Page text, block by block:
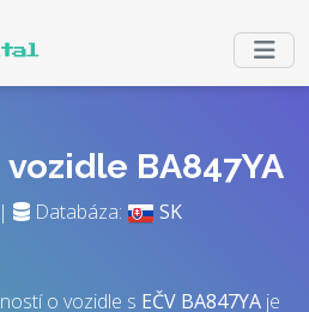
BA847YA
| Databáza: SK
o vozidle s EČV BA847YA je